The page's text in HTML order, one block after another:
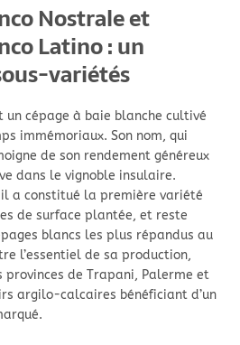
Nostrale et
Latino : un
variétés
un cépage à baie blanche cultivé
immémoriaux. Son nom, qui
de son rendement généreux
dans le vignoble insulaire.
il a constitué la première variété
de surface plantée, et reste
blancs les plus répandus au
l’essentiel de sa production,
de Trapani, Palerme et
argilo-calcaires bénéficiant d’un